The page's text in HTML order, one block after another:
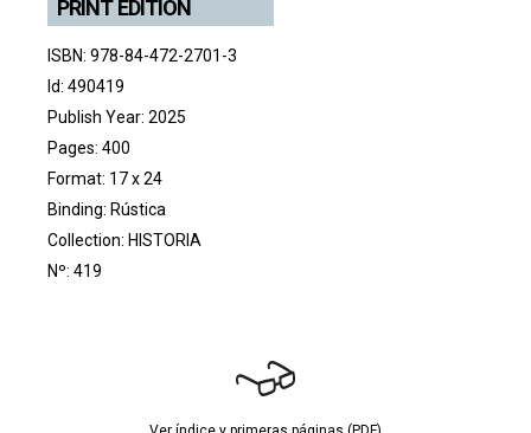
PRINT EDITION
ISBN: 978-84-472-2701-3
Id: 490419
Publish Year: 2025
Pages: 400
Format: 17 x 24
Binding: Rústica
Collection: HISTORIA
Nº: 419